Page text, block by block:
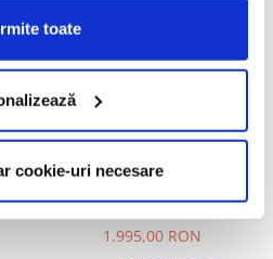
toate
cookie-uri necesare
STOC EPUIZAT
ALERTĂ STOC
Orgreen Shock 74-66 Dark
1.995,00 RON